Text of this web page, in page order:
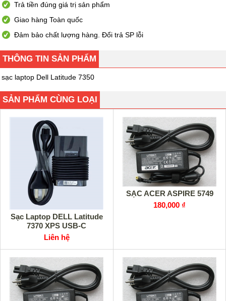
Trả tiền đúng giá trị sản phẩm
Giao hàng Toàn quốc
Đảm bảo chất lượng hàng. Đổi trả SP lỗi
THÔNG TIN SẢN PHẨM
sạc laptop Dell Latitude 7350
SẢN PHẨM CÙNG LOẠI
Sạc Laptop DELL Latitude
7370 XPS USB-C
Liên hệ
SẠC ACER ASPIRE 5749
180,000 ₫